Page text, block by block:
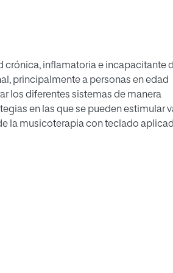
crónica, inflamatoria e incapacitante
principalmente a personas en edad
los diferentes sistemas de manera
en las que se pueden estimular
la musicoterapia con teclado
se ofrecen 22 sesiones de
compromiso de la función motora
al mismo proceso. Resultados: La
que se mantuvieron constan- tes a
para realizar actividades